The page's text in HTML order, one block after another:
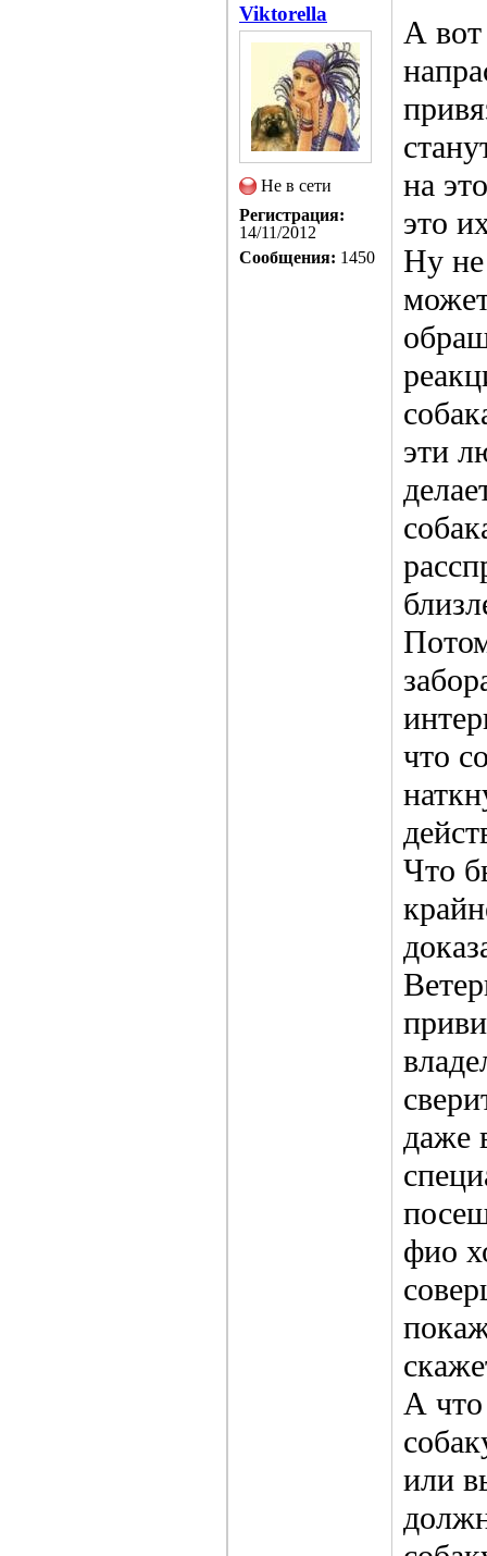
Viktorella
Не в сети
Регистрация:
14/11/2012
Сообщения: 1450
А вот
на
это
Ну не
эти
что
Что
даже
фио
А что
или